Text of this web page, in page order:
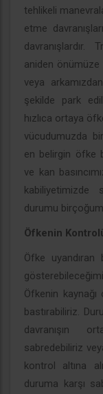
tehlikeli
etme
aniden
veya
şekilde park
hızlıca ortaya
vücudumuzda
en belirgin öfke
ve kan
kabiliyetimizde
durumu
Öfkenin
Öfke uyandıran
Öfkenin
bastırabiliriz.
davranışın
sabredebiliriz
kontrol altına
duruma karşı